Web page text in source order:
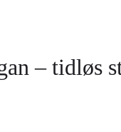
– tidløs